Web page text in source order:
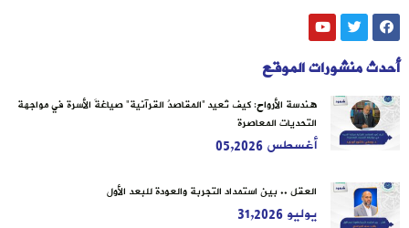
أحدث منشورات الموقع
هندسة الأرواح: كيف تُعيد “المقاصدُ القرآنية” صياغةَ الأسرة في مواجهة
التحديات المعاصرة
أغسطس 05,2026
العقل .. بين استمداد التجربة والعودة للبعد الأول
يوليو 31,2026